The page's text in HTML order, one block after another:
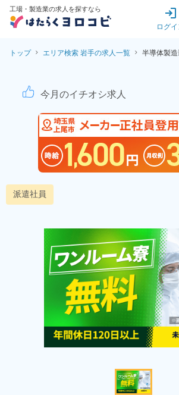
工場・製造業の求人を探すなら
ログイ
トップ エリア検索 岩手の求人一覧 半導体製
半導体製造装置の
今月のイチオシ求人
派遣社員